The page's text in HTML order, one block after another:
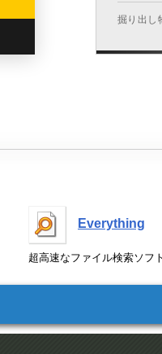
掘り出し
Everything
超高速なファイル検索ソフト